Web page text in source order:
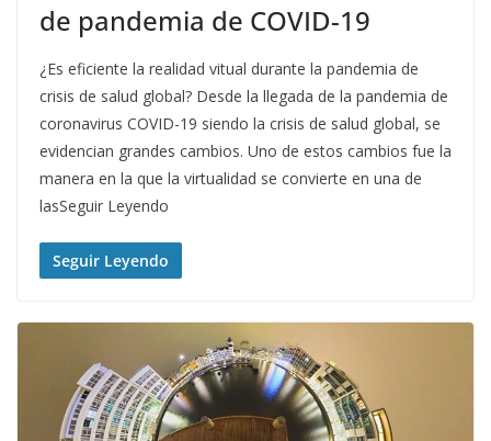
de pandemia de COVID-19
¿Es eficiente la realidad vitual durante la pandemia de
crisis de salud global? Desde la llegada de la pandemia de
coronavirus COVID-19 siendo la crisis de salud global, se
evidencian grandes cambios. Uno de estos cambios fue la
manera en la que la virtualidad se convierte en una de
lasSeguir Leyendo
Seguir Leyendo